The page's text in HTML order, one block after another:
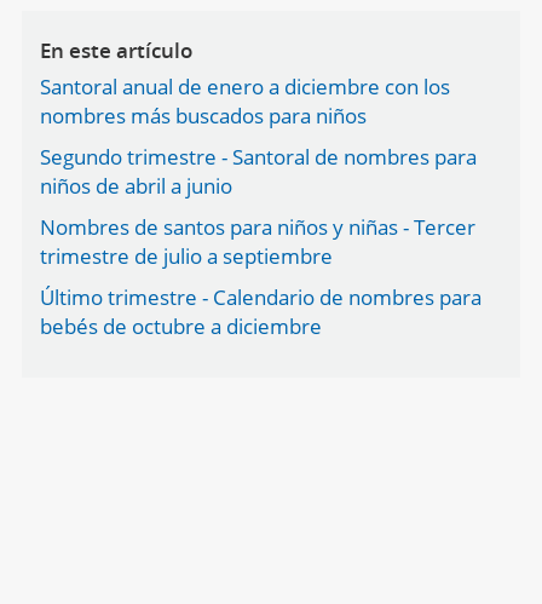
En este artículo
Santoral anual de enero a diciembre con los
nombres más buscados para niños
Segundo trimestre - Santoral de nombres para
niños de abril a junio
Nombres de santos para niños y niñas - Tercer
trimestre de julio a septiembre
Último trimestre - Calendario de nombres para
bebés de octubre a diciembre